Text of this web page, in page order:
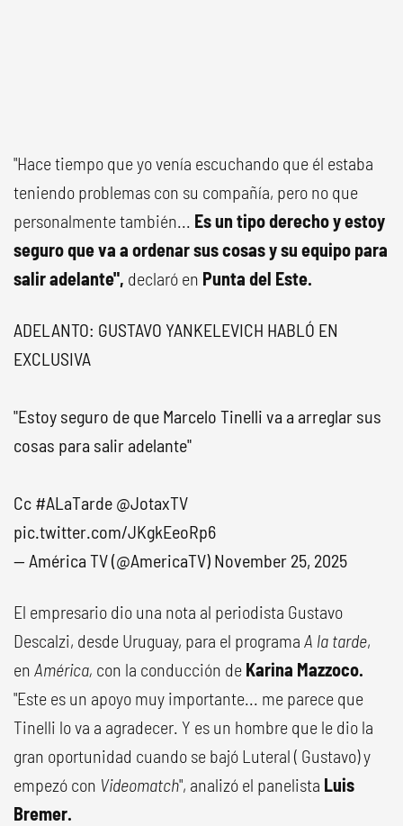
"Hace tiempo que yo venía escuchando que él estaba
teniendo problemas con su compañía, pero no que
personalmente también... Es un tipo derecho y estoy
seguro que va a ordenar sus cosas y su equipo para
salir adelante", declaró en Punta del Este.
ADELANTO: GUSTAVO YANKELEVICH HABLÓ EN
EXCLUSIVA
"Estoy seguro de que Marcelo Tinelli va a arreglar sus
cosas para salir adelante"
Cc #ALaTarde @JotaxTV
pic.twitter.com/JKgkEeoRp6
— América TV (@AmericaTV) November 25, 2025
El empresario dio una nota al periodista Gustavo
Descalzi, desde Uruguay, para el programa A la tarde,
en América, con la conducción de Karina Mazzoco.
"Este es un apoyo muy importante... me parece que
Tinelli lo va a agradecer. Y es un hombre que le dio la
gran oportunidad cuando se bajó Luteral ( Gustavo) y
empezó con Videomatch", analizó el panelista Luis
Bremer.